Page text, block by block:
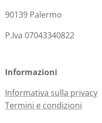
90139 Palermo
P.Iva 07043340822
Informazioni
Informativa sulla privacy
Termini e condizioni